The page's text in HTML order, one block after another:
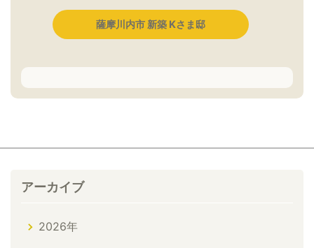
薩摩川内市 新築 Kさま邸
アーカイブ
2026年